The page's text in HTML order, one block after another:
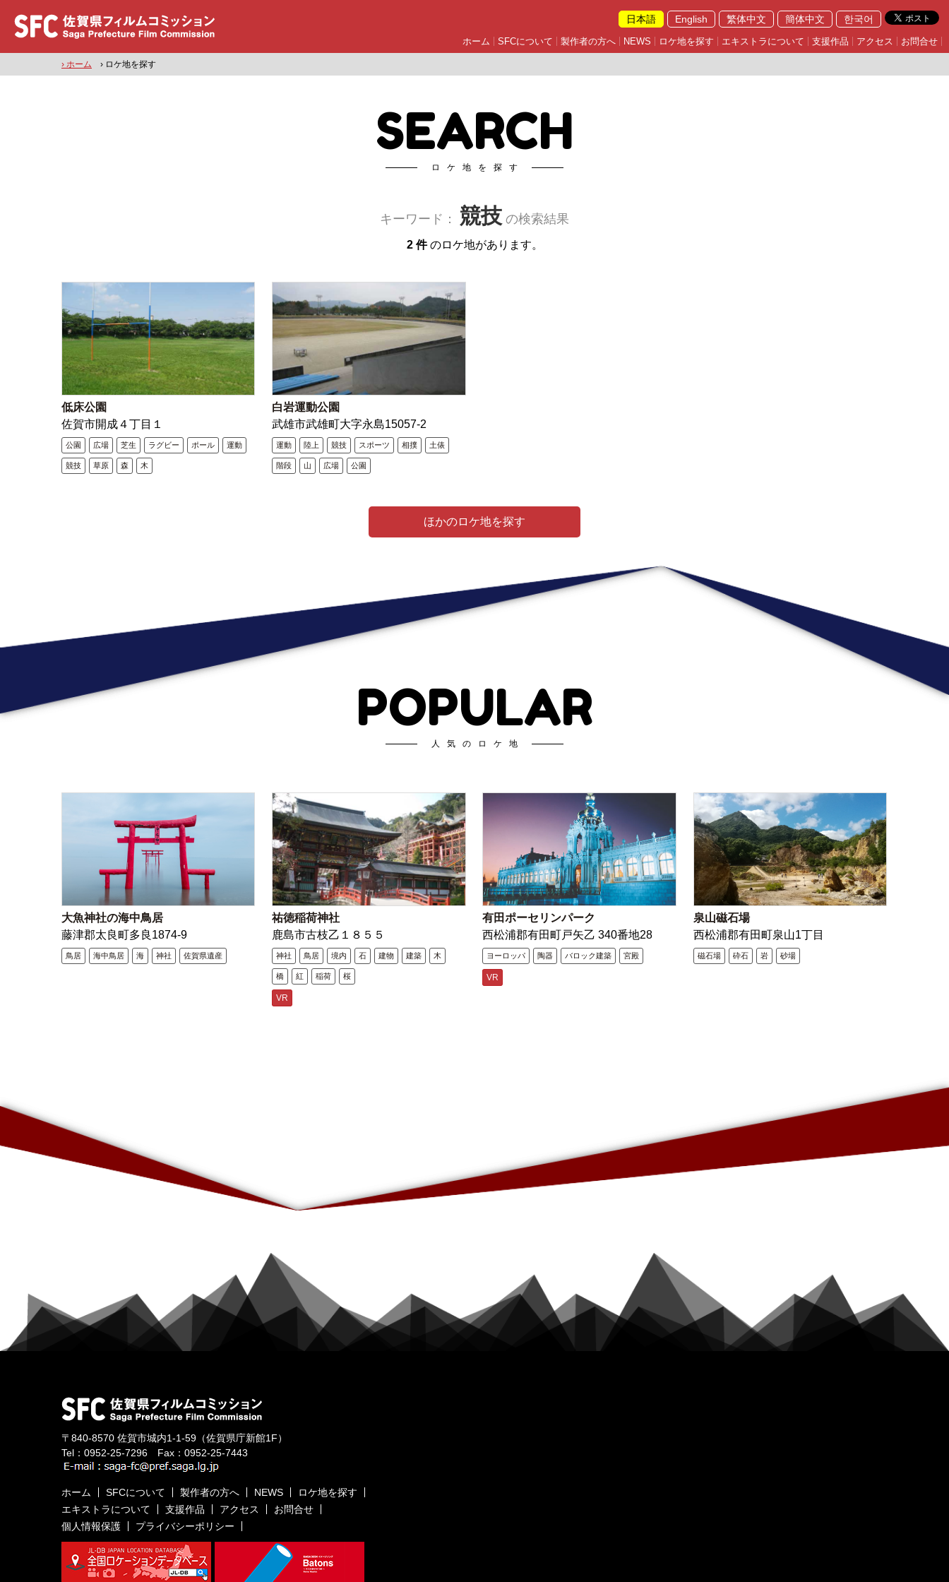
日本語 English 繁体中文 簡体中文 한국어
ホーム SFCについて 製作者の方へ NEWS ロケ地を探す エキストラについて 支援作品 アクセス お問合せ
› ホーム › ロケ地を探す
SEARCH
ロケ地を探す
キーワード： 競技 の検索結果
2 件のロケ地があります。
低床公園
佐賀市開成４丁目１
公園 広場 芝生 ラグビー ポール 運動
競技 草原 森 木
白岩運動公園
武雄市武雄町大字永島15057-2
運動 陸上 競技 スポーツ 相撲 土俵
階段 山 広場 公園
ほかのロケ地を探す
POPULAR
人気のロケ地
大魚神社の海中鳥居
藤津郡太良町多良1874-9
鳥居 海中鳥居 海 神社 佐賀県遺産
祐徳稲荷神社
鹿島市古枝乙１８５５
神社 鳥居 境内 石 建物 建築 木
橋 紅 稲荷 桜
VR
有田ポーセリンパーク
西松浦郡有田町戸矢乙 340番地28
ヨーロッパ 陶器 バロック建築 宮殿
VR
泉山磁石場
西松浦郡有田町泉山1丁目
磁石場 砕石 岩 砂場
〒840-8570 佐賀市城内1-1-59 （佐賀県庁新館1F）
Tel： 0952-25-7296 Fax：0952-25-7443
ホーム SFCについて 製作者の方へ NEWS
ロケ地を探す
エキストラについて
支援作品 アクセス
お問合せ
個人情報保護
プライバシーポリシー